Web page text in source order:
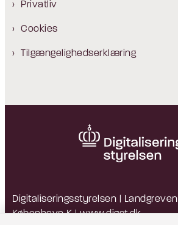
Privatliv
Cookies
Tilgængelighedserklæring
Digitaliseringsstyrelsen | Landgreven
København K |www.digst.dk